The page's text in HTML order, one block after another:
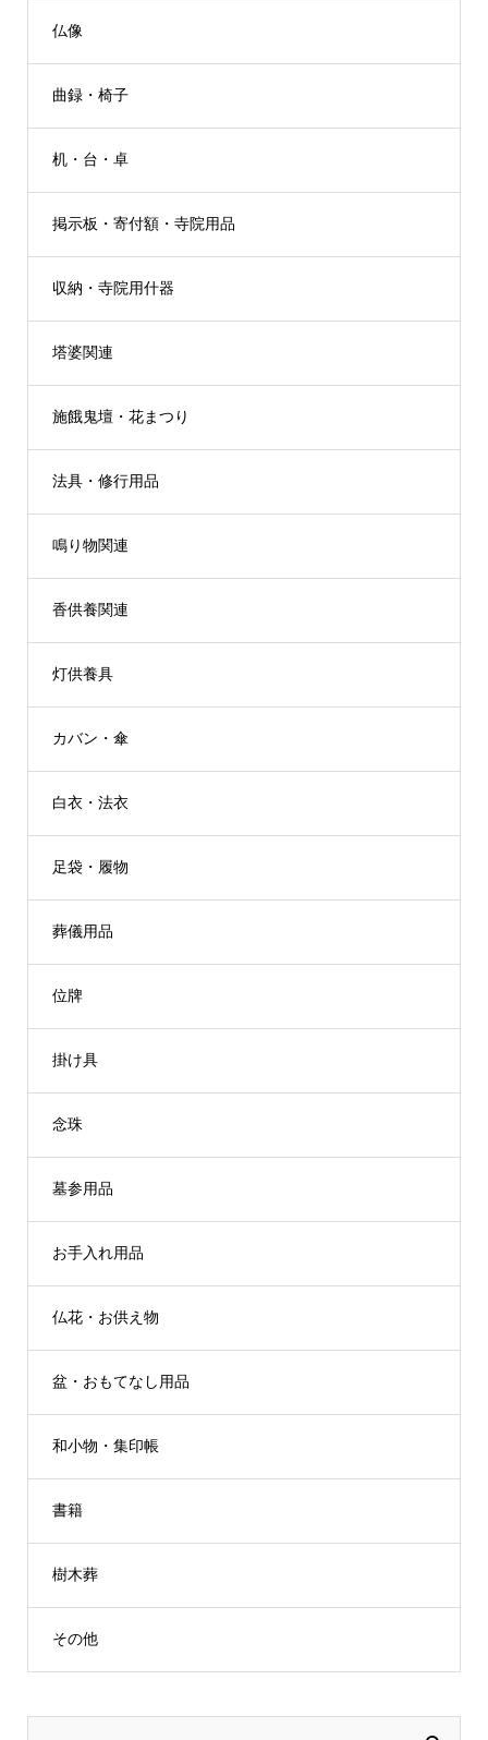
仏像
曲録・椅子
机・台・卓
掲示板・寄付額・寺院用品
収納・寺院用什器
塔婆関連
施餓鬼壇・花まつり
法具・修行用品
鳴り物関連
香供養関連
灯供養具
カバン・傘
白衣・法衣
足袋・履物
葬儀用品
位牌
掛け具
念珠
墓参用品
お手入れ用品
仏花・お供え物
盆・おもてなし用品
和小物・集印帳
書籍
樹木葬
その他